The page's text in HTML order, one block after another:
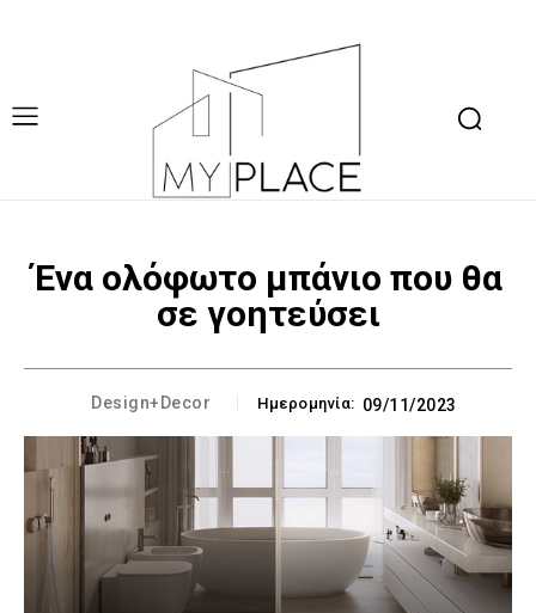
Ένα ολόφωτο μπάνιο που θα
σε γοητεύσει
Design+Decor Ημερομηνία: 09/11/2023